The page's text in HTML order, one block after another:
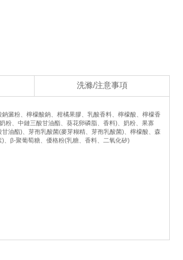
洗滌/注意事項
澱粉、檸檬酸鈉、柑橘果膠、乳酸香料、檸檬酸、檸檬香
粉、中鏈三酸甘油酯、葵花卵磷脂、香料)、奶粉、果寡
油酯)、芽孢乳酸菌(麥芽糊精、芽孢乳酸菌)、檸檬酸、森
、β-聚葡萄糖、優格粉(乳糖、香料、二氧化矽)